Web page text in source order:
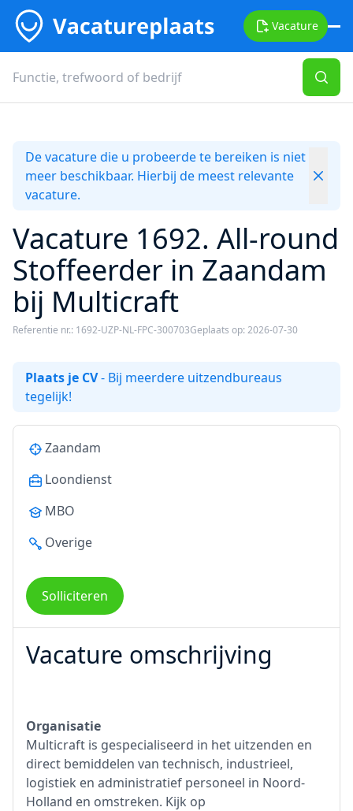
Vacature
De vacature die u probeerde te bereiken is niet
meer beschikbaar. Hierbij de meest relevante
vacature.
Vacature 1692. All-round
Stoffeerder in Zaandam
bij Multicraft
Referentie nr.: 1692-UZP-NL-FPC-300703Geplaats op: 2026-07-30
Plaats je CV- Bij meerdere uitzendbureaus
tegelijk!
Zaandam
Loondienst
MBO
Overige
Solliciteren
Vacature omschrijving
Organisatie
Multicraft is gespecialiseerd in het uitzenden en
direct bemiddelen van technisch, industrieel,
logistiek en administratief personeel in Noord-
Holland en omstreken. Kijk op